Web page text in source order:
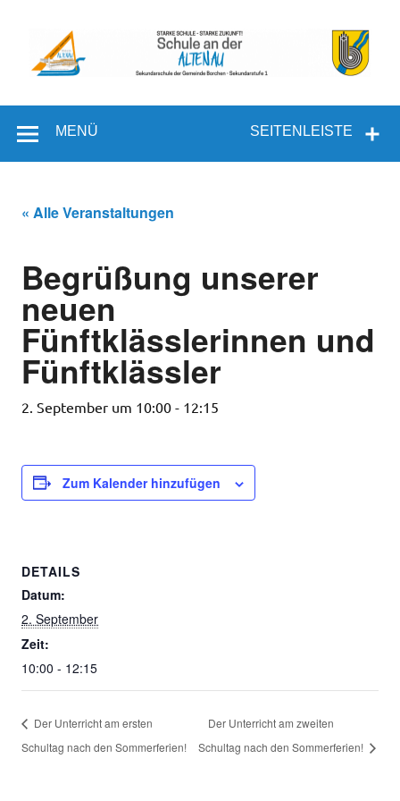
Schule an
der Altenau
SEITENLEISTE
MENÜ
« Alle Veranstaltungen
Begrüßung unserer
neuen
Fünftklässlerinnen und
Fünftklässler
2. September um 10:00 - 12:15
Zum Kalender hinzufügen
DETAILS
Datum:
2. September
Zeit:
10:00 - 12:15
Der Unterricht am ersten
Schultag nach den Sommerferien!
Der Unterricht am zweiten
Schultag nach den Sommerferien!